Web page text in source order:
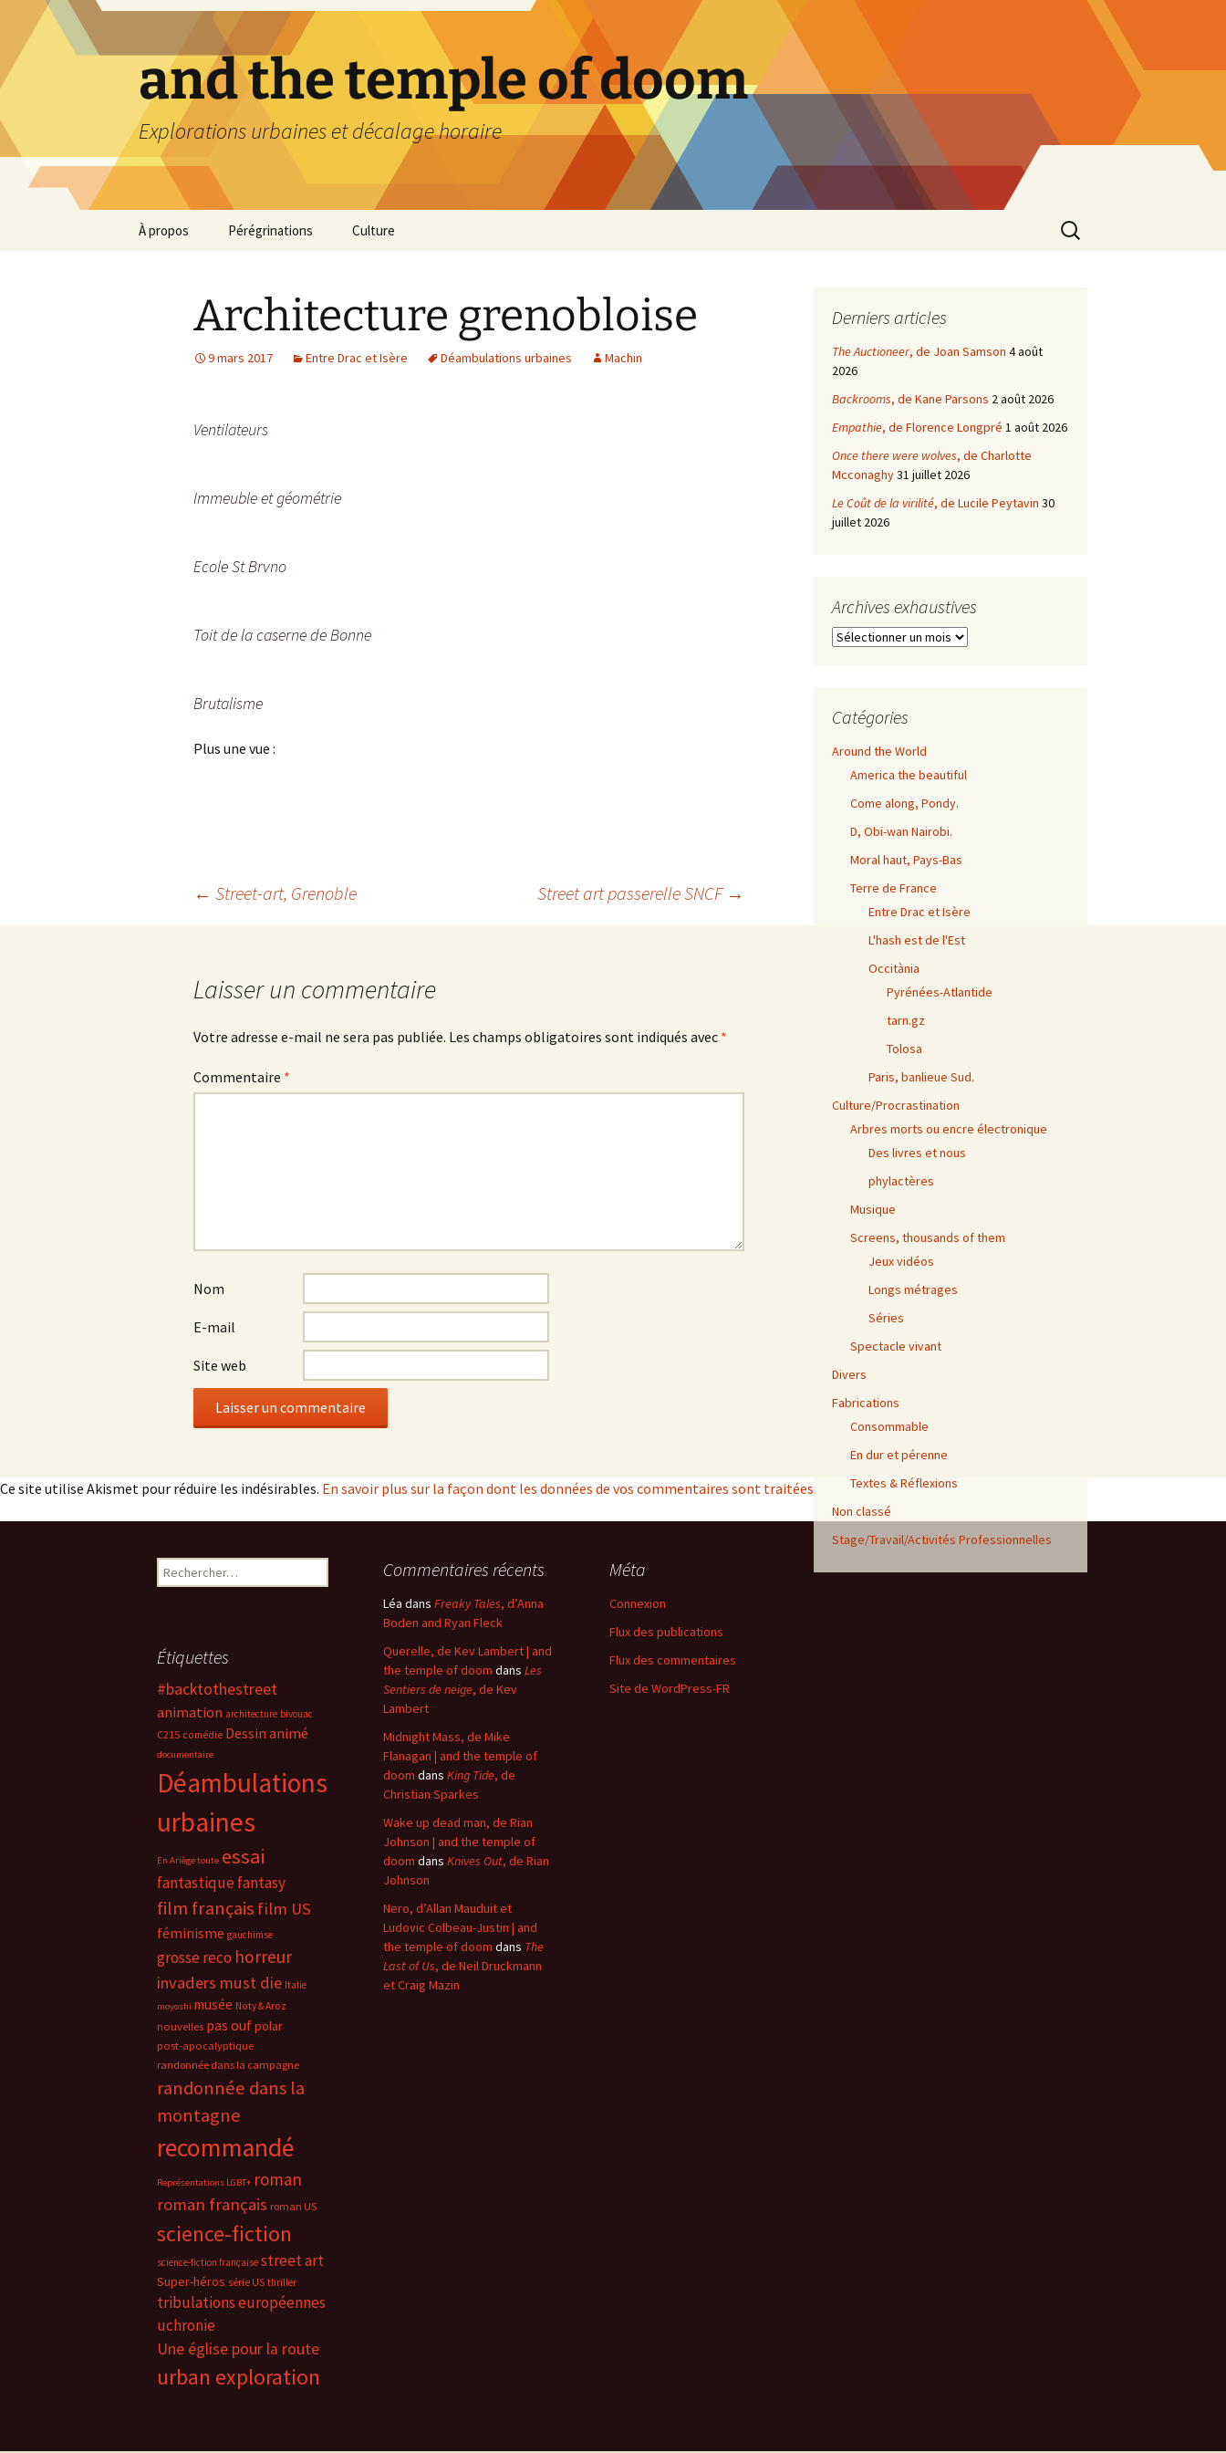
contenu
and the temple of doom
Explorations urbaines et décalage horaire
À propos Pérégrinations Culture
Rechercher :
Architecture grenobloise
9 mars 2017 Entre Drac et Isère Déambulations urbaines Machin
Ventilateurs
Immeuble et géométrie
Ecole St Brvno
Toit de la caserne de Bonne
Brutalisme
Plus une vue :
Navigation
← Street-art, Grenoble Street art passerelle SNCF →
Laisser un commentaire
Votre adresse e-mail ne sera pas publiée. Les champs obligatoires sont indiqués avec *
Commentaire *
Nom
E-mail
Site web
Ce site utilise Akismet pour réduire les indésirables. En savoir plus sur la façon dont les données de vos commentaires sont traitées.
Derniers articles
The Auctioneer, de Joan Samson 4 août
2026
Backrooms, de Kane Parsons 2 août 2026
Empathie, de Florence Longpré 1 août 2026
Once there were wolves, de Charlotte
Mcconaghy31 juillet 2026
Le Coût de la virilité, de Lucile Peytavin 30
juillet 2026
Archives exhaustives
Archives
Catégories
Around the World
America the beautiful
Come along, Pondy.
D, Obi-wan Nairobi.
Moral haut, Pays-Bas
Terre de France
Entre Drac et Isère
L'hash est de l'Est
Occitània
Pyrénées-Atlantide
tarn.gz
Tolosa
Paris, banlieue Sud.
Culture/Procrastination
Arbres morts ou encre électronique
Des livres et nous
phylactères
Musique
Screens, thousands of them
Jeux vidéos
Longs métrages
Séries
Spectacle vivant
Divers
Fabrications
Consommable
En dur et pérenne
Textes & Réflexions
Non classé
Stage/Travail/Activités Professionnelles
Rechercher :
Commentaires récents
Léa dans Freaky Tales, d’Anna
Boden and Ryan Fleck
Querelle, de Kev Lambert | and
the temple of doom dans Les
Sentiers de neige, de Kev
Lambert
Midnight Mass, de Mike
Flanagan | and the temple of
doom dans King Tide, de
Christian Sparkes
Wake up dead man, de Rian
Johnson | and the temple of
doom dans Knives Out, de Rian
Johnson
Nero, d’Allan Mauduit et
Ludovic Colbeau-Justin | and
the temple of doom dans The
Last of Us, de Neil Druckmann
et Craig Mazin
Méta
Connexion
Flux des publications
Flux des commentaires
Site de WordPress-FR
Étiquettes
#backtothestreet
animation architecture bivouac
C215 comédie Dessin animé
documentaire
Déambulations
urbaines
En Ariège toute essai
fantastiquefantasy
film français film US
féminisme gauchimse
grosse reco horreur
invaders must die Italie
moyoshi musée Noty & Aroz
nouvelles pas oufpolar
post-apocalyptique
randonnée dans la campagne
randonnée dans la
montagne
recommandé
Représentations LGBT+ roman
roman français roman US
science-fiction
science-fiction française street art
Super-héros série US thriller
tribulations européennes
uchronie
Une église pour la route
urban exploration